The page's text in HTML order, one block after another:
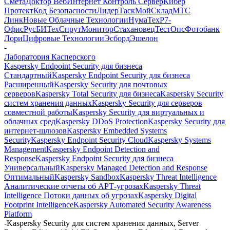
ПротектКод БезопасностиЛидерТаскМойСкладМТС
ЛинкНовые Облачные ТехнологииНумаТехР7-
ОфисРусБИТехСпрутМониторСтахановецТестОпсФотобанк
ЛориЦифровые ТехнологииЭсбордЭшелон
-
Лаборатория Касперского
Kaspersky Endpoint Security для бизнеса
СтандартныйKaspersky Endpoint Security для бизнеса
РасширенныйKaspersky Security для почтовых
серверовKaspersky Total Security для бизнесаKaspersky Security
систем хранения данныхKaspersky Security для серверов
совместной работыKaspersky Security для виртуальных и
облачных средKaspersky DDoS ProtectionKaspersky Security для
интернет-шлюзовKaspersky Embedded Systems
SecurityKaspersky Endpoint Security CloudKaspersky Systems
ManagementKaspersky Endpoint Detection and
ResponseKaspersky Endpoint Security для бизнеса
УниверсальныйKaspersky Managed Detection and Response
ОптимальныйKaspersky SandboxKaspersky Threat Intelligence
Аналитические отчеты об АРТ-угрозахKaspersky Threat
Intelligence Потоки данных об угрозахKaspersky Digital
Footprint IntelligenceKaspersky Automated Security Awareness
Platform
-Kaspersky Security для систем хранения данных, Server